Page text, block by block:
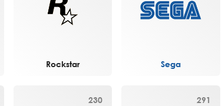
Rockstar Sega
230 291